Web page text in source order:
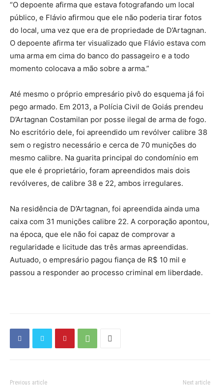
“O depoente afirma que estava fotografando um local
público, e Flávio afirmou que ele não poderia tirar fotos
do local, uma vez que era de propriedade de D’Artagnan.
O depoente afirma ter visualizado que Flávio estava com
uma arma em cima do banco do passageiro e a todo
momento colocava a mão sobre a arma.”
Até mesmo o próprio empresário pivô do esquema já foi
pego armado. Em 2013, a Polícia Civil de Goiás prendeu
D’Artagnan Costamilan por posse ilegal de arma de fogo.
No escritório dele, foi apreendido um revólver calibre 38
sem o registro necessário e cerca de 70 munições do
mesmo calibre. Na guarita principal do condomínio em
que ele é proprietário, foram apreendidos mais dois
revólveres, de calibre 38 e 22, ambos irregulares.
Na residência de D’Artagnan, foi apreendida ainda uma
caixa com 31 munições calibre 22. A corporação apontou,
na época, que ele não foi capaz de comprovar a
regularidade e licitude das três armas apreendidas.
Autuado, o empresário pagou fiança de R$ 10 mil e
passou a responder ao processo criminal em liberdade.
Previous article Next article